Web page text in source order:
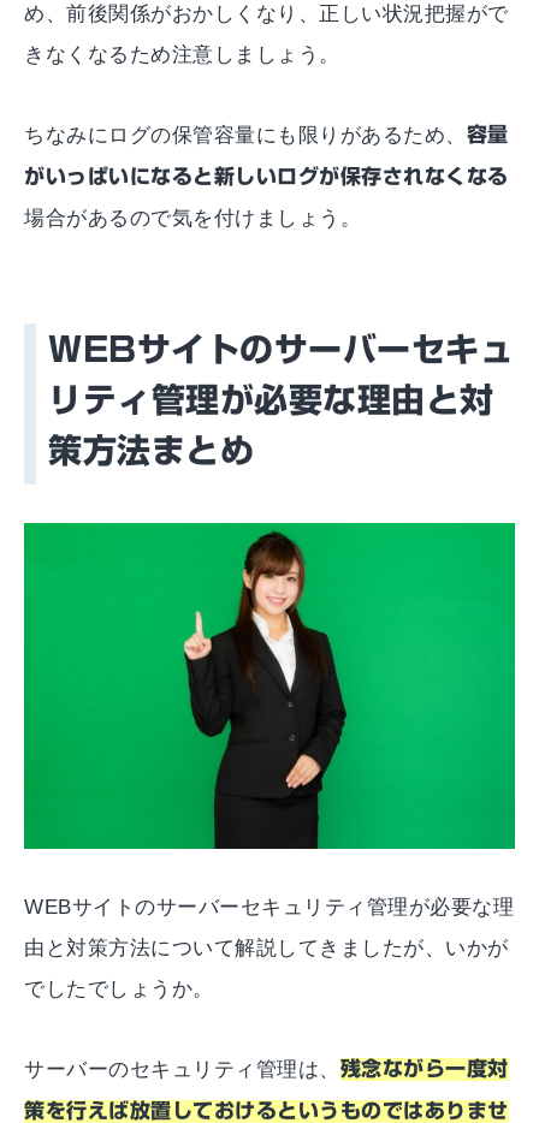
め、前後関係がおかしくなり、正しい状況把握がで
きなくなるため注意しましょう。
ちなみにログの保管容量にも限りがあるため、 容量
がいっぱいになると新しいログが保存されなくなる
場合があるので気を付けましょう。
WEBサイトのサーバーセキュ
リティ管理が必要な理由と対
策方法まとめ
WEBサイトのサーバーセキュリティ管理が必要な理
由と対策方法について解説してきましたが、いかが
でしたでしょうか。
サーバーのセキュリティ管理は、 残念ながら一度対
策を行えば放置しておけるというものではありませ